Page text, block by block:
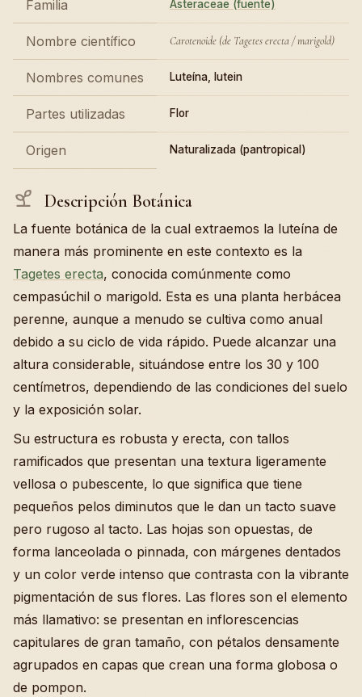
Familia Asteraceae (fuente)
Nombre científico Carotenoide (de Tagetes erecta / marigold)
Nombres comunes Luteína, lutein
Partes utilizadas Flor
Origen Naturalizada (pantropical)
Descripción Botánica
La fuente botánica de la cual extraemos la luteína de
manera más prominente en este contexto es la
Tagetes erecta, conocida comúnmente como
cempasúchil o marigold. Esta es una planta herbácea
perenne, aunque a menudo se cultiva como anual
debido a su ciclo de vida rápido. Puede alcanzar una
altura considerable, situándose entre los 30 y 100
centímetros, dependiendo de las condiciones del suelo
y la exposición solar.
Su estructura es robusta y erecta, con tallos
ramificados que presentan una textura ligeramente
vellosa o pubescente, lo que significa que tiene
pequeños pelos diminutos que le dan un tacto suave
pero rugoso al tacto. Las hojas son opuestas, de
forma lanceolada o pinnada, con márgenes dentados
y un color verde intenso que contrasta con la vibrante
pigmentación de sus flores. Las flores son el elemento
más llamativo: se presentan en inflorescencias
capitulares de gran tamaño, con pétalos densamente
agrupados en capas que crean una forma globosa o
de pompon.